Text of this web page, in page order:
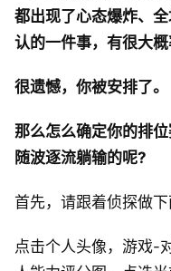
都出现了心态爆炸、
认的一件事，有很大
很遗憾，你被安排了。
那么怎么确定你的排
随波逐流躺输的呢?
首先，请跟着侦探做下
点击个人头像，游戏-